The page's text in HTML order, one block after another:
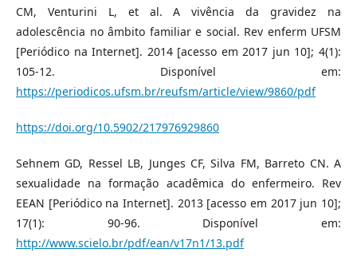
CM, Venturini L, et al. A vivência da gravidez na
adolescência no âmbito familiar e social. Rev enferm UFSM
[Periódico na Internet]. 2014 [acesso em 2017 jun 10]; 4(1):
105-12. Disponível em:
https://periodicos.ufsm.br/reufsm/article/view/9860/pdf
https://doi.org/10.5902/217976929860
Sehnem GD, Ressel LB, Junges CF, Silva FM, Barreto CN. A
sexualidade na formação acadêmica do enfermeiro. Rev
EEAN [Periódico na Internet]. 2013 [acesso em 2017 jun 10];
17(1): 90-96. Disponível em:
http://www.scielo.br/pdf/ean/v17n1/13.pdf